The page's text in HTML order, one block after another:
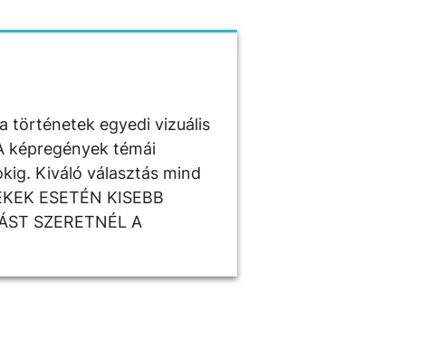
történetek egyedi vizuális
képregények témái
Kiváló választás mind
ESETÉN KISEBB
SZERETNÉL A